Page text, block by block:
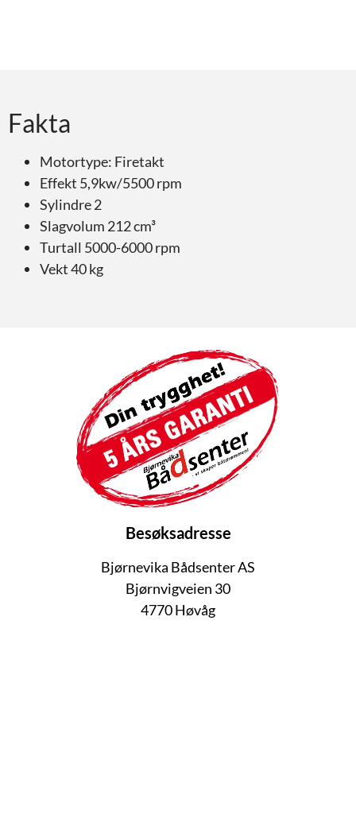
Fakta
Motortype: Firetakt
Effekt 5,9kw/5500 rpm
Sylindre 2
Slagvolum 212 cm³
Turtall 5000-6000 rpm
Vekt 40 kg
Besøksadresse
Bjørnevika Bådsenter AS
Bjørnvigveien 30
4770 Høvåg